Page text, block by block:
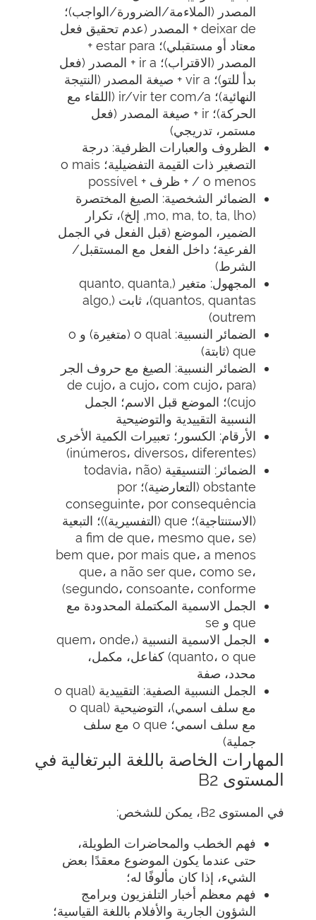
المصدر (الملاءمة/الضرورة/الواجب)؛
deixar de + المصدر (عدم تحقيق فعل
معتاد أو مستقبلي)؛ estar para +
المصدر (الاقتراب)؛ ir a + المصدر (فعل
بدأ للتو)؛ vir a + صيغة المصدر (النتيجة
النهائية)؛ ir/vir ter com/a (اللقاء مع
الحركة)؛ ir + صيغة المصدر (فعل
مستمر، تدريجي)
الظروف والعبارات الظرفية: درجة
التصغير ذات القيمة التفضيلية؛ o mais
/ o menos + ظرف + possível
الضمائر الشخصية: الصيغ المختصرة
(mo, ma, to, ta, lho, إلخ)، تكرار
الضمير، الموضع (قبل الفعل في الجمل
الفرعية؛ داخل الفعل مع المستقبل/
الشرط)
المجهول: متغير (quanto, quanta,
quantos, quantas)، ثابت (algo,
outrem)
الضمائر النسبية: o qual (متغيرة) و o
que (ثابتة)
الضمائر النسبية: الصيغ مع حروف الجر
(de cujo، a cujo، com cujo، para
cujo)؛ الموضع قبل الاسم؛ الجمل
النسبية التقييدية والتوضيحية
الأرقام: الكسور؛ تعبيرات الكمية الأخرى
(inúmeros، diversos، diferentes)
الضمائر: التنسيقية (todavia، não
obstante (التعارضية)؛ por
conseguinte، por consequência
(الاستنتاجية)؛ que (التفسيرية))؛ التبعية
(a fim de que، mesmo que، se
bem que، por mais que، a menos
que، a não ser que، como se،
segundo، consoante، conforme)
الجمل الاسمية المكتملة المحدودة مع
que و se
الجمل الاسمية النسبية (quem، onde،
quanto، o que) كفاعل، مكمل،
محدد، صفة
الجمل النسبية الصفية: التقييدية (o qual
مع سلف اسمي)، التوضيحية (o qual
مع سلف اسمي؛ o que مع سلف
جملية)
المهارات الخاصة باللغة البرتغالية في
المستوى B2
في المستوى B2، يمكن للشخص:
فهم الخطب والمحاضرات الطويلة،
حتى عندما يكون الموضوع معقدًا بعض
الشيء، إذا كان مألوفًا له؛
فهم معظم أخبار التلفزيون وبرامج
الشؤون الجارية والأفلام باللغة القياسية؛